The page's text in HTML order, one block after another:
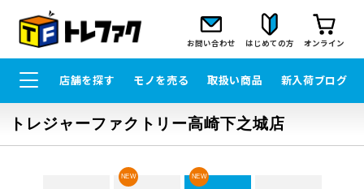
お問い合わせ はじめての方 オンライン
店舗を探す モノを売る 取扱い商品 新入荷ブログ
トレジャーファクトリー高崎下之城店
NEW NEW